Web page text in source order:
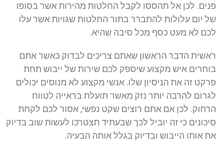
פנים. לכן אל תהססו לקבל החלטות מהירות אשר בסופו
של יום עלולות להתברר בתור החלטות שגויות אשר עלו
לכם לא מעט כסף מכל סיבה שהיא.
ראשית הדבר הראשון שאתם צריכים לבדוק כאשר אתם
בוחרים איש מקצוע שיספק לכם שירות של ייבוש תחת
פרקט זה את הניסיון שלו. אנשי מקצוע לא מנוסים יכולים
לגרום להרבה יותר נזק מאשר תועלת בראייה לטווח
הרחוק. לכן אם אתם רוצים שקט נפשי, אסור לכם לקחת
סיכונים כי זה יוביל לכך שבעתיד תצטרכו לעשות שוב בדיוק
את אותו הייבוש ובדיוק בגלל אותה הבעיה.